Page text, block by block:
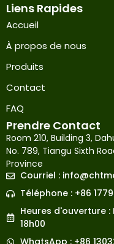
Liens Rapides
Accueil
À propos de nous
Produits
Contact
FAQ
Prendre Contact
Room 210, Building 3,
No. 789, Tiangu Sixth
Province
Courriel :
Téléphone : +86
Heures d'ouverture
18h00
Korean